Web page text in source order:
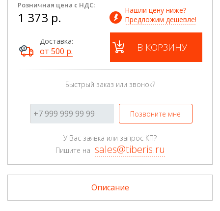
Розничная цена с НДС:
1 373 р.
Нашли цену ниже?
Предложим дешевле!
Доставка:
от 500 р. В КОРЗИНУ
Быстрый заказ или звонок?
Позвоните мне
У Вас заявка или запрос КП?
Пишите на sales@tiberis.ru
Описание